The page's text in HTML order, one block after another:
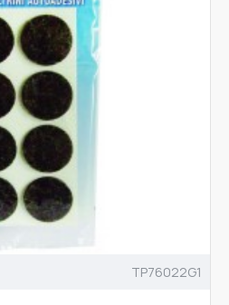
TP76022G1